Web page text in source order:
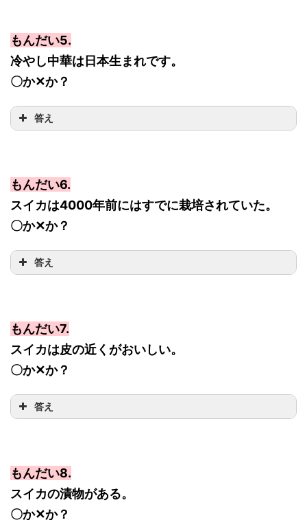
もんだい5.
冷やし中華は日本生まれです。
〇か✕か？
答え
もんだい6.
スイカは4000年前にはすでに栽培されていた。
〇か✕か？
答え
もんだい7.
スイカは皮の近くがおいしい。
〇か✕か？
答え
もんだい8.
スイカの漬物がある。
〇か✕か？